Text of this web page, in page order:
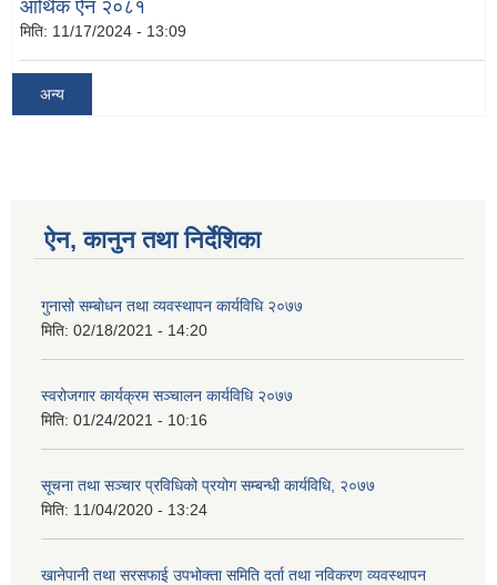
आर्थिक ऐन २०८१
मिति: 11/17/2024 - 13:09
अन्य
ऐन, कानुन तथा निर्देशिका
गुनासो सम्बोधन तथा व्यवस्थापन कार्यविधि २०७७
मिति: 02/18/2021 - 14:20
स्वरोजगार कार्यक्रम सञ्चालन कार्यविधि २०७७
मिति: 01/24/2021 - 10:16
सूचना तथा सञ्चार प्रविधिको प्रयोग सम्बन्धी कार्यविधि, २०७७
मिति: 11/04/2020 - 13:24
खानेपानी तथा सरसफाई उपभोक्ता समिति दर्ता तथा नविकरण व्यवस्थापन